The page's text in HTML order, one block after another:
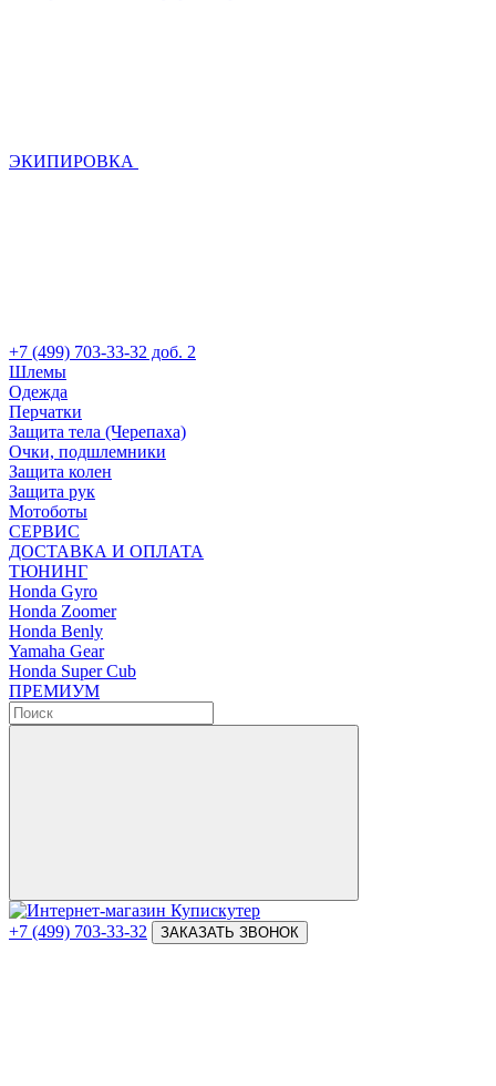
ЭКИПИРОВКА
+7 (499) 703-33-32 доб. 2
Шлемы
Одежда
Перчатки
Защита тела (Черепаха)
Очки, подшлемники
Защита колен
Защита рук
Мотоботы
СЕРВИС
ДОСТАВКА И ОПЛАТА
ТЮНИНГ
Honda Gyro
Honda Zoomer
Honda Benly
Yamaha Gear
Honda Super Cub
ПРЕМИУМ
+7 (499) 703-33-32 ЗАКАЗАТЬ ЗВОНОК